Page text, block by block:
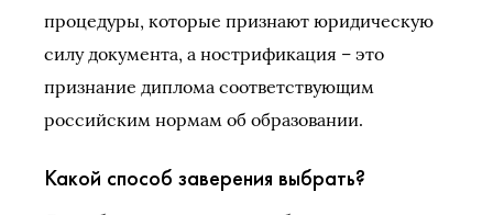
процедуры, которые признают юридическую
силу документа, а нострификация – это
признание диплома соответствующим
российским нормам об образовании.
Какой способ заверения выбрать?